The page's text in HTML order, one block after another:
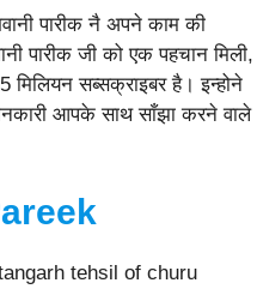
पारीक नै अपने काम की
पारीक जी को एक पहचान मिली,
सब्सक्राइबर है। इन्होने
आपके साथ साँझा करने वाले
tehsil of churu